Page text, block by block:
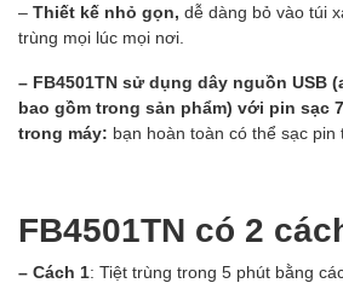
– Thiết kế nhỏ gọn, dễ dàng bỏ vào túi
trùng mọi lúc mọi nơi.
– FB4501TN sử dụng dây nguồn USB
bao gồm trong sản phẩm) với pin sạc
trong máy: bạn hoàn toàn có thể sạc pin
FB4501TN có 2
– Cách 1: Tiệt trùng trong 5 phút bằng